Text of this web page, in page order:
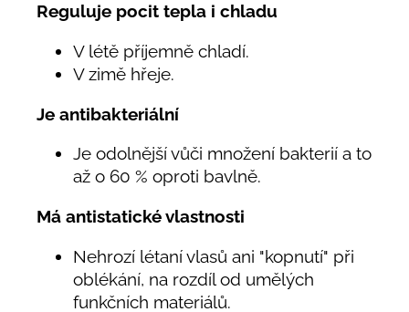
Reguluje pocit tepla i chladu
V létě příjemně chladí.
V zimě hřeje.
Je antibakteriální
Je odolnější vůči množení bakterií a to
až o 60 % oproti bavlně.
Má antistatické vlastnosti
Nehrozí létaní vlasů ani "kopnutí" při
oblékání, na rozdíl od umělých
funkčních materiálů.